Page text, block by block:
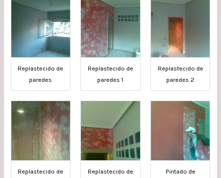
Replastecido de
paredes
Replastecido de
paredes 1
Replastecido de
paredes 2
Replastecido de
Replastecido de
Pintado de